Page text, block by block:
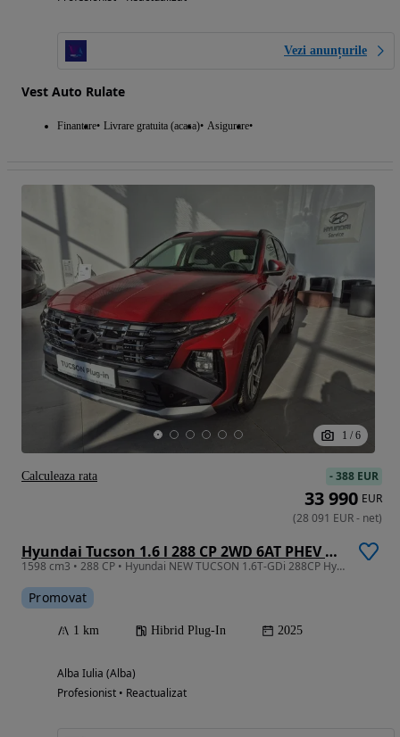
Vezi anunțurile
Vest Auto Rulate
Finantare Livrare gratuita (acasa) Asigurare
1 / 6
Hyundai Tucson 1.6 l 288 CP 2WD 6AT PHEV Style
1598 cm3 • 288 CP • Hyundai NEW TUCSON 1.6T-GDi 288CP Hybrid Plug-in 2WD 6AT Style
Promovat
1 km Hibrid Plug-In 2025
Alba Iulia (Alba)
Profesionist • Reactualizat
-388 EUR
33 990 EUR
(28 091 EUR- net)
Calculeaza rata